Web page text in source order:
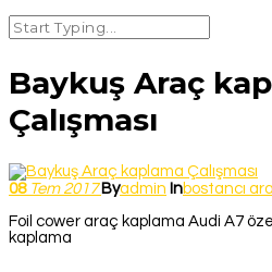
Baykuş Araç
Çalışması
08 Tem 2017 Byadmin Inbostancı
Foil cower araç kaplama Audi A7
kaplama